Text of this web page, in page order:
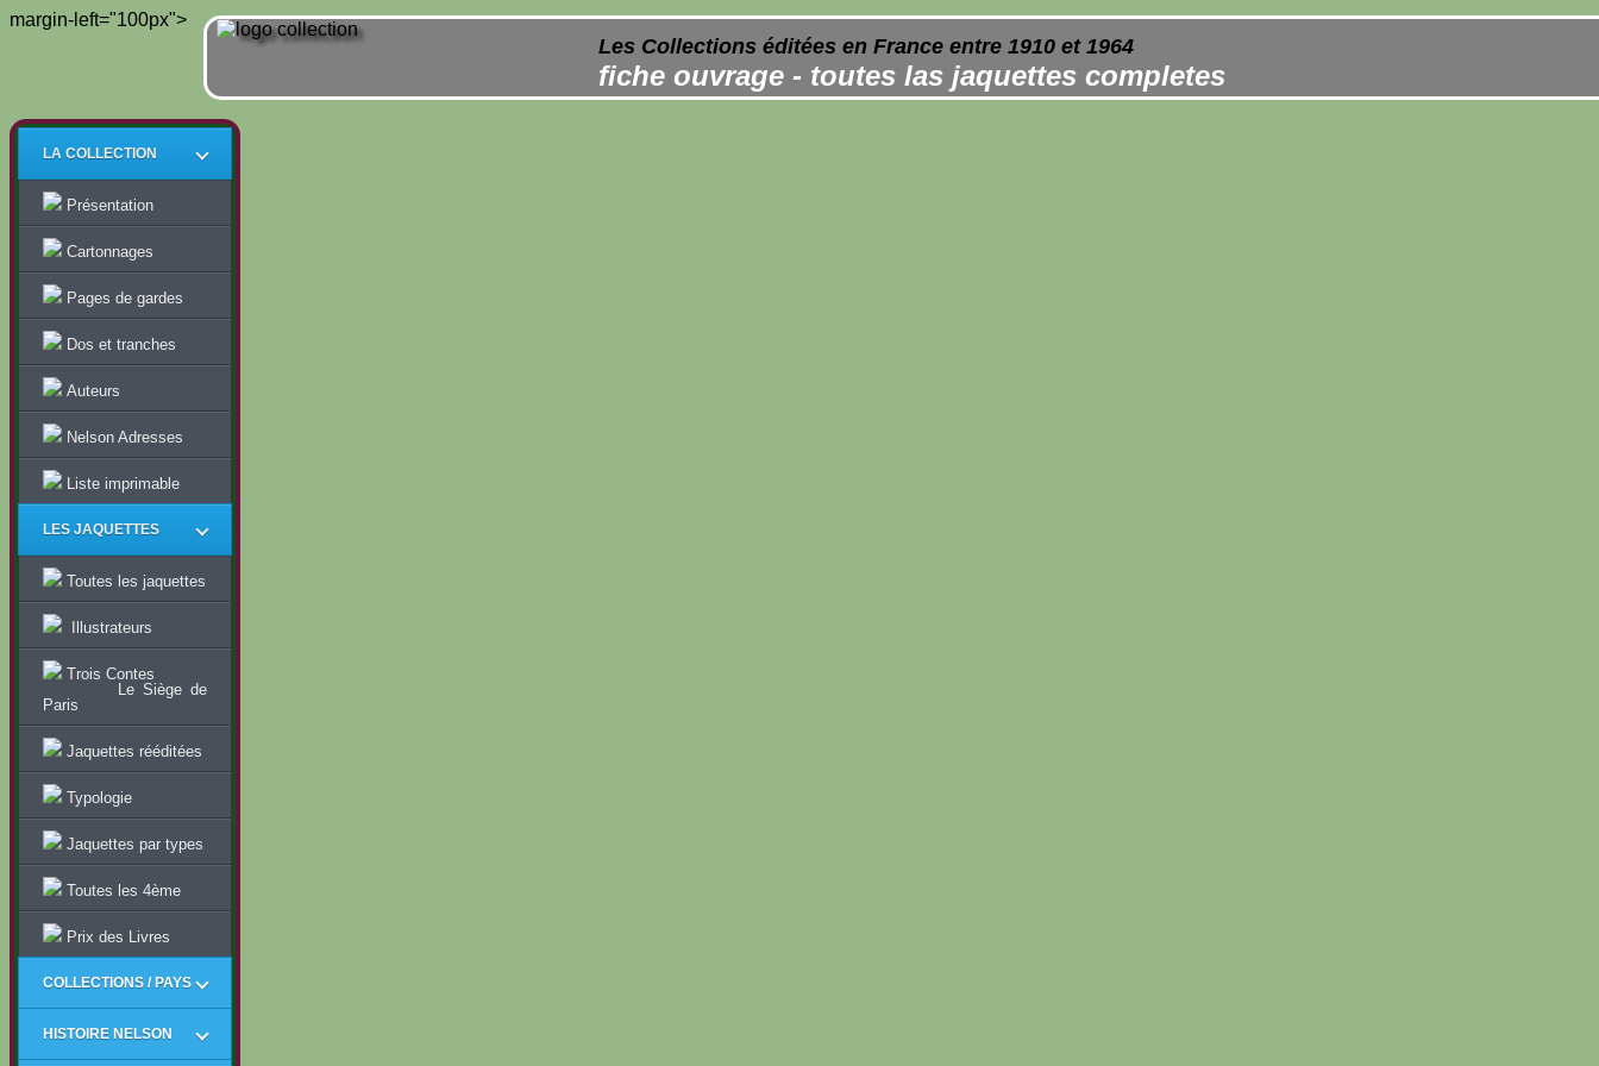
margin-left="100px">
Les Collections éditées en France entre 1910 et 1964
fiche ouvrage - toutes las jaquettes completes
LA COLLECTION
Présentation
Cartonnages
Pages de gardes
Dos et tranches
Auteurs
Nelson Adresses
Liste imprimable
LES JAQUETTES
Toutes les jaquettes
Illustrateurs
Trois Contes
Le Siège de
Paris
Jaquettes rééditées
Typologie
Jaquettes par types
Toutes les 4ème
Prix des Livres
COLLECTIONS / PAYS
HISTOIRE NELSON